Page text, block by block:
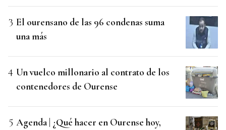
El ourensano de las 96 condenas suma
una más
Un vuelco millonario al contrato de los
contenedores de Ourense
Agenda | ¿Qué hacer en Ourense hoy,